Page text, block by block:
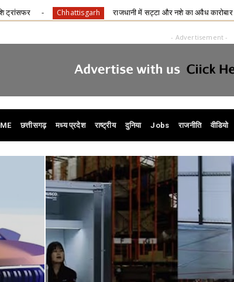
- Advertisement -
छत्तीसगढ़ मध्य प्रदेश राष्ट्रीय दुनिया Jobs राजनीति वीडियो
राजधानी में सट्टा और नशे का अवैध कारोबार बेलगाम, कार्रवाई के बावजूद नहीं थम रहे